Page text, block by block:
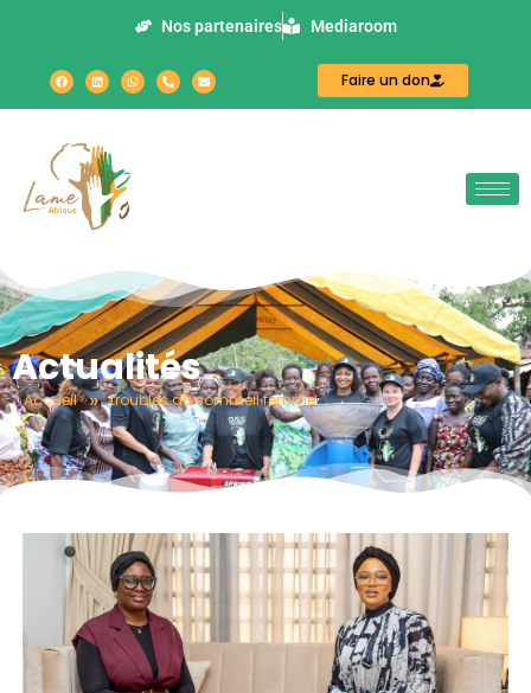
Nos partenaires Mediaroom
Faire un don
Actualités
Accueil » troubles du sommeil femme